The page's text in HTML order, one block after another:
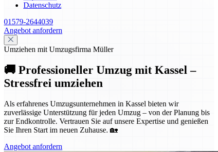
Datenschutz
01579-2644039
Angebot anfordern
Umziehen mit Umzugsfirma Müller
🚚 Professioneller Umzug mit Kassel –
Stressfrei umziehen
Als erfahrenes Umzugsunternehmen in Kassel bieten wir
zuverlässige Unterstützung für jeden Umzug – von der Planung bis
zur Endkontrolle. Vertrauen Sie auf unsere Expertise und genießen
Sie Ihren Start im neuen Zuhause. 🏡
Angebot anfordern